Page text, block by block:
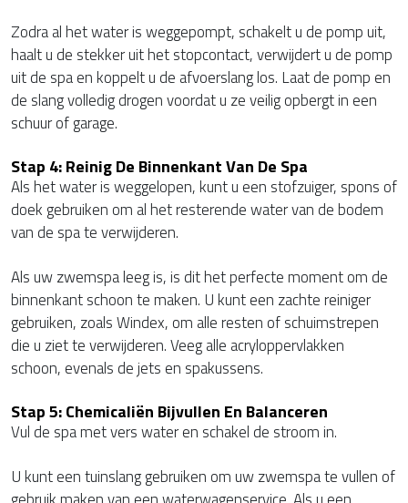
Zodra al het water is weggepompt, schakelt u de pomp uit,
haalt u de stekker uit het stopcontact, verwijdert u de pomp
uit de spa en koppelt u de afvoerslang los. Laat de pomp en
de slang volledig drogen voordat u ze veilig opbergt in een
schuur of garage.
Stap 4: Reinig De Binnenkant Van De Spa
Als het water is weggelopen, kunt u een stofzuiger, spons of
doek gebruiken om al het resterende water van de bodem
van de spa te verwijderen.
Als uw zwemspa leeg is, is dit het perfecte moment om de
binnenkant schoon te maken. U kunt een zachte reiniger
gebruiken, zoals Windex, om alle resten of schuimstrepen
die u ziet te verwijderen. Veeg alle acryloppervlakken
schoon, evenals de jets en spakussens.
Stap 5: Chemicaliën Bijvullen En Balanceren
Vul de spa met vers water en schakel de stroom in.
U kunt een tuinslang gebruiken om uw zwemspa te vullen of